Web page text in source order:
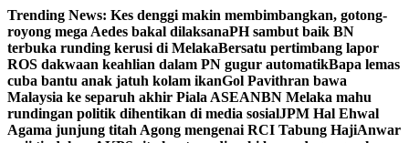
Skip
to
content
Trending News: Kes denggi makin membimbangkan, gotong-
royong mega Aedes bakal dilaksanaPH sambut baik BN
terbuka runding kerusi di MelakaBersatu pertimbang lapor
ROS dakwaan keahlian dalam PN gugur automatikBapa lemas
cuba bantu anak jatuh kolam ikanGol Pavithran bawa
Malaysia ke separuh akhir Piala ASEANBN Melaka mahu
rundingan politik dihentikan di media sosialJPM Hal Ehwal
Agama junjung titah Agong mengenai RCI Tabung HajiAnwar